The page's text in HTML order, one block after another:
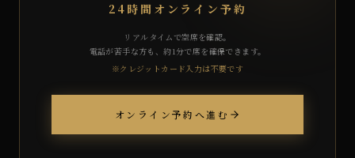
24時間オンライン予約
リアルタイムで空席を確認。
電話が苦手な方も、約1分で席を確保できます。
※クレジットカード入力は不要です
オンライン予約へ進む